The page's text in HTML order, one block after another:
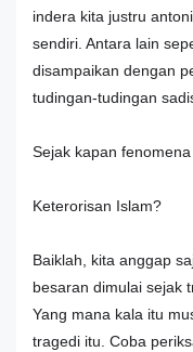
indera kita justru
sendiri. Antara lain
disampaikan dengan
tudingan-tudingan
Sejak kapan
Keterorisan Islam?
Baiklah, kita anggap
besaran dimulai sejak
Yang mana kala itu
tragedi itu. Coba